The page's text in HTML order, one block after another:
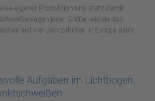
eigener Produktion und steht damit
jeder Größe, wie sie das
seit vier Jahrzehnten in Europa plant
Aufgaben im Lichtbogen,